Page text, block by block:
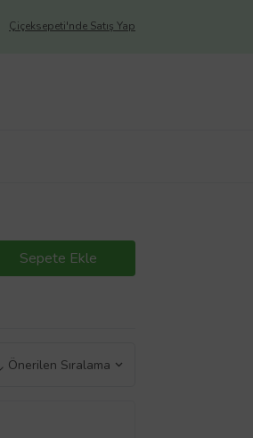
Çiçeksepeti'nde Satış Yap
Sepete Ekle
Önerilen Sıralama